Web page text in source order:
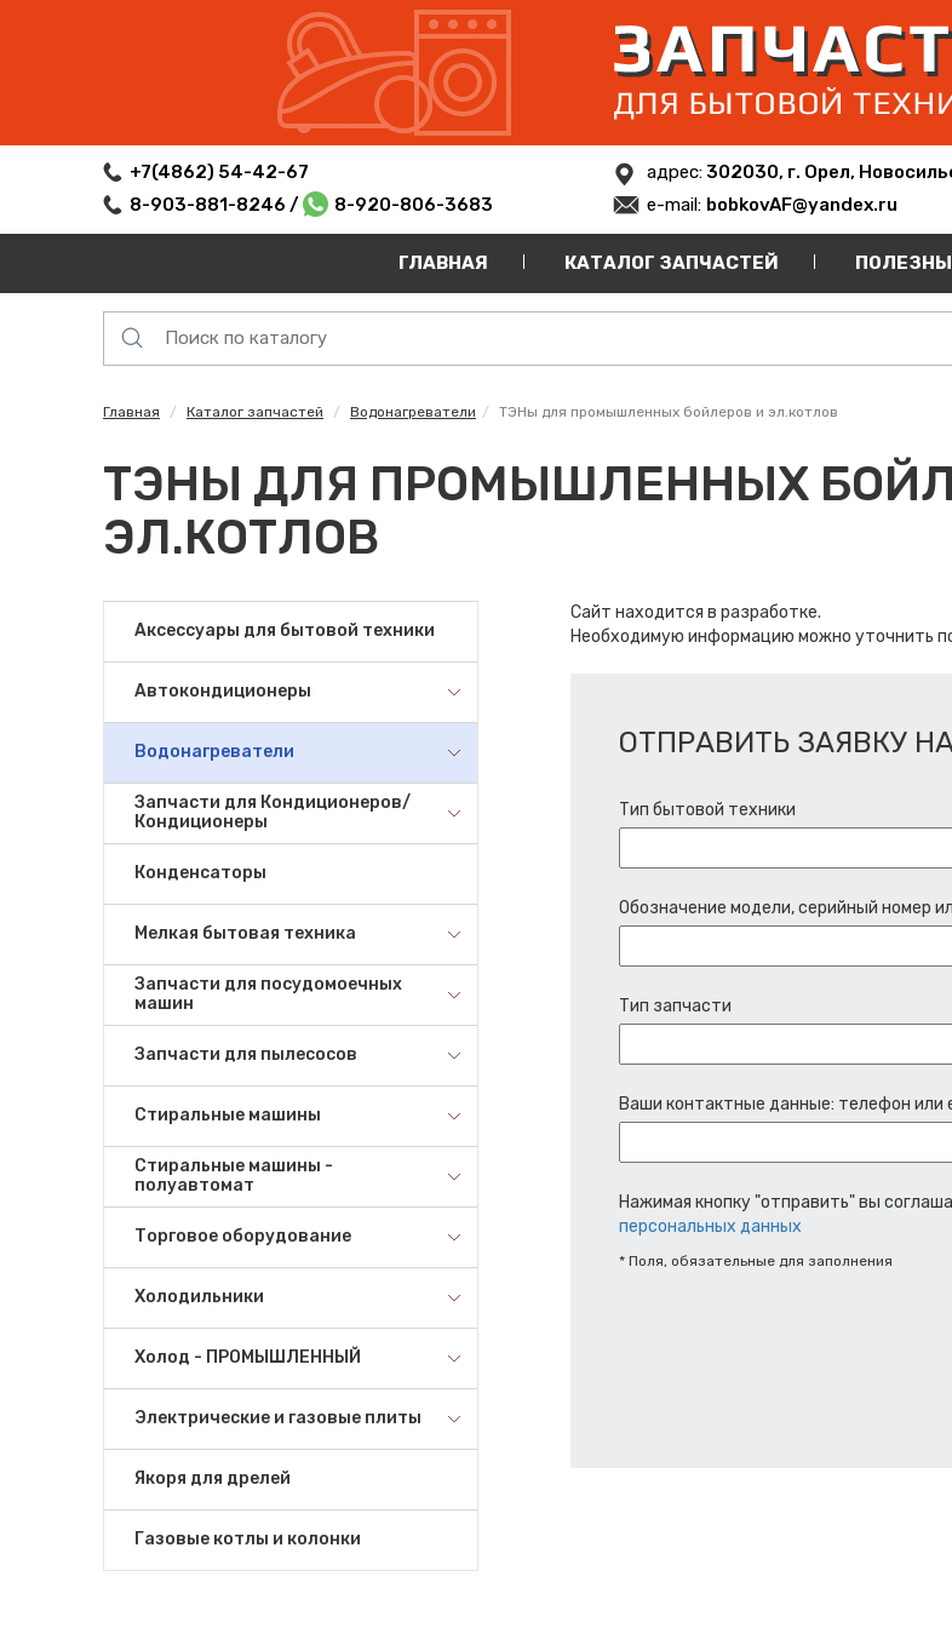
+7(4862) 54-42-67
8-903-881-8246 /
8-920-806-3683
адрес: 302030, г. Орел,
e-mail: bobkovAF@yandex.ru
ГЛАВНАЯ КАТАЛОГ ЗАПЧАСТЕЙ
Главная Каталог запчастей Водонагреватели ТЭНы для промышленных бойлеров и эл.котлов
ТЭНЫ ДЛЯ ПРОМЫШЛЕННЫХ
ЭЛ.КОТЛОВ
Аксессуары для бытовой техники
Автокондиционеры
Водонагреватели
Запчасти для Кондиционеров/
Кондиционеры
Конденсаторы
Мелкая бытовая техника
Запчасти для посудомоечных
машин
Запчасти для пылесосов
Стиральные машины
Стиральные машины -
полуавтомат
Торговое оборудование
Холодильники
Холод - ПРОМЫШЛЕННЫЙ
Электрические и газовые плиты
Якоря для дрелей
Газовые котлы и колонки
Сайт находится в разработке.
Необходимую информацию можно уточнить
ОТПРАВИТЬ ЗАЯВКУ
Тип бытовой техники
Обозначение модели, серийный номер
Тип запчасти
Ваши контактные данные: телефон или
Нажимая кнопку "отправить" вы
персональных данных
* Поля, обязательные для заполнения